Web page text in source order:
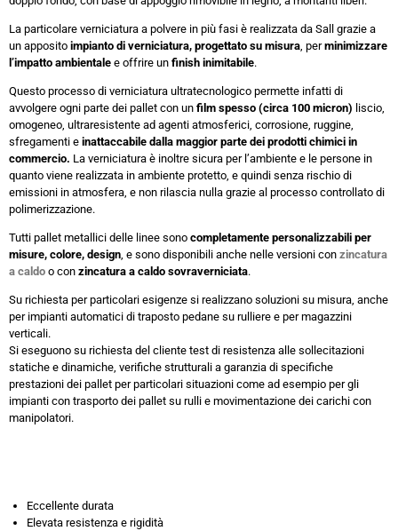
La particolare verniciatura a polvere in più fasi è realizzata da Sall grazie a
un apposito impianto di verniciatura, progettato su misura , perminimizzare
l’impatto ambientale e offrire un finish inimitabile.
Questo processo di verniciatura ultratecnologico permette infatti di
avvolgere ogni parte dei pallet con un film spesso (circa 100 micron) liscio,
omogeneo, ultraresistente ad agenti atmosferici, corrosione, ruggine,
sfregamenti e inattaccabile dalla maggior parte dei prodotti chimici in
commercio. La verniciatura è inoltre sicura per l’ambiente e le persone in
quanto viene realizzata in ambiente protetto, e quindi senza rischio di
emissioni in atmosfera, e non rilascia nulla grazie al processo controllato di
polimerizzazione.
Tutti pallet metallici delle linee sono completamente personalizzabili per
misure, colore, design , e sono disponibili anche nelle versioni con zincatura
a caldo o con zincatura a caldo sovraverniciata.
Su richiesta per particolari esigenze si realizzano soluzioni su misura, anche
per impianti automatici di traposto pedane su rulliere e per magazzini
verticali.
Si eseguono su richiesta del cliente test di resistenza alle sollecitazioni
statiche e dinamiche, verifiche strutturali a garanzia di specifiche
prestazioni dei pallet per particolari situazioni come ad esempio per gli
impianti con trasporto dei pallet su rulli e movimentazione dei carichi con
manipolatori.
Eccellente durata
Elevata resistenza e rigidità